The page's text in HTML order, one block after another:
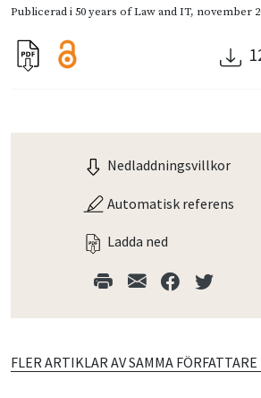
Publicerad i50 years of Law and IT, november
Nedladdningsvillkor
Automatisk referens
Ladda ned
FLER ARTIKLAR AV SAMMA FÖRFATTARE